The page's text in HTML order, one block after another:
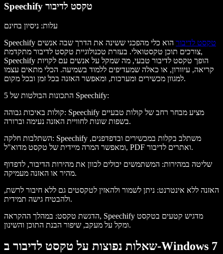
Speechify טקסט לדיבור
עלות: ניסיון בחינם
Speechify
טקסט לדיבור הוא כלי מהפכני ששינה את הדרך שבה אנשים
צורכים תוכן טקסטואלי. בעזרת טכנולוגיית טקסט לדיבור מתקדמת,
Speechify הופך טקסט לדיבור טבעי, מה שמקל על אנשים עם לקויות
קריאה, עיוורון, או כאלה שמעדיפים ללמוד בשמיעה. הכלי מתאים עצמו
למגוון מכשירים ומערכות, ומאפשר האזנה בכל זמן ובכל מקום.
5 התכונות הבולטות של Speechify:
קולות באיכות גבוהה: Speechify מציע מבחר רחב של קולות טבעיים
בשפות שונות לחוויית האזנה נעימה וברורה.
השתלבות חלקה: Speechify משתלב בקלות במכשירים ובדפדפנים,
ומאפשר המרה מיידית של טקסט מדוא"ל, PDF ואתרים לדיבור.
שליטה במהירות: המשתמשים יכולים לכוון את מהירות הדיבור, לדפדוף
מהיר או האזנה מעמיקה.
האזנה ללא אינטרנט: ניתן לשמור ולהאזין לטקסטים גם ללא חיבור לרשת,
ולהבטיח גישה תמידית.
הדגשת טקסט: במהלך ההקראה, Speechify מדגיש קטעים בטקסט
ומקל על מעקב, שיפור הבנת התוכן והשינון.
שאלות נפוצות על טקסט לדיבור ב-Windows 7